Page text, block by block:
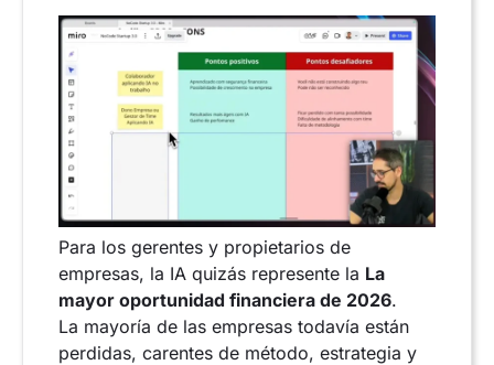
Para los gerentes y propietarios de
empresas, la IA quizás represente la La
mayor oportunidad financiera de 2026.
La mayoría de las empresas todavía están
perdidas, carentes de método, estrategia y